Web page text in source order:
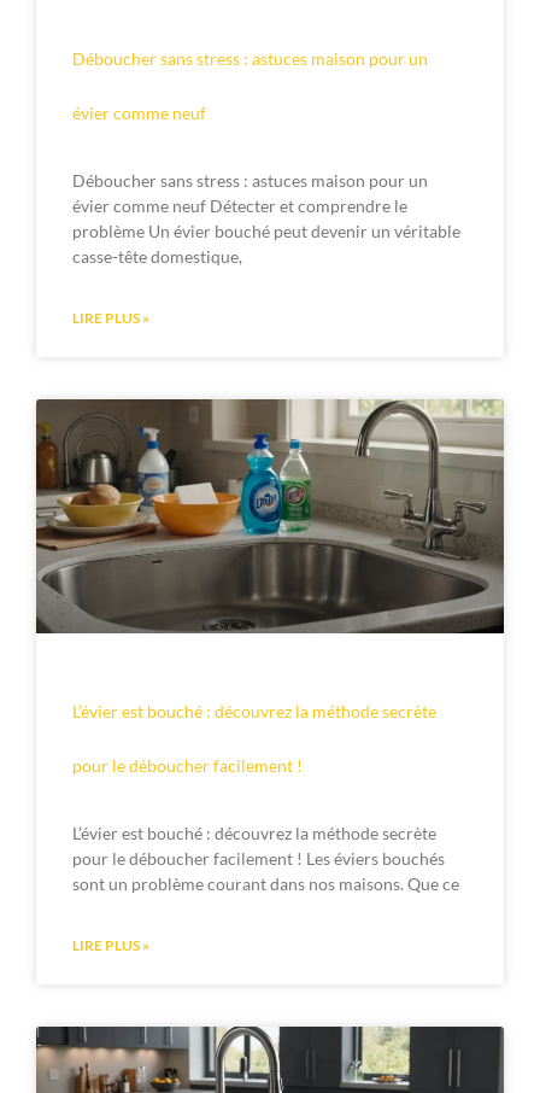
Déboucher sans stress : astuces maison pour un
évier comme neuf
Déboucher sans stress : astuces maison pour un
évier comme neuf Détecter et comprendre le
problème Un évier bouché peut devenir un véritable
casse-tête domestique,
LIRE PLUS »
L’évier est bouché : découvrez la méthode secrète
pour le déboucher facilement !
L’évier est bouché : découvrez la méthode secrète
pour le déboucher facilement ! Les éviers bouchés
sont un problème courant dans nos maisons. Que ce
LIRE PLUS »